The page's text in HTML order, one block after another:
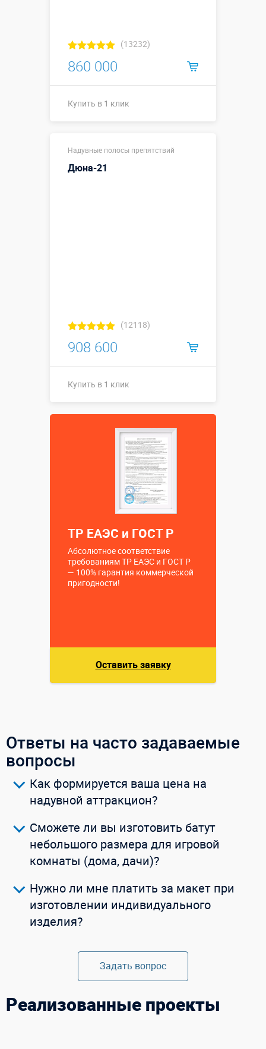
(13232)
860 000
Купить в 1 клик
Размеры, м:
3,5 м
Больше деталей →
Надувные полосы препятствий
Дюна-21
(12118)
908 600
Купить в 1 клик
м
Больше деталей →
Смотреть видео
Купить в 1 клик
ТР ЕАЭС и ГОСТ Р
Абсолютное соответствие
требованиям ТР ЕАЭС и ГОСТ Р
— 100% гарантия коммерческой
пригодности!
Оставить заявку
Ответы на часто задаваемые
вопросы
Как формируется ваша цена на
надувной аттракцион?
Сможете ли вы изготовить батут
небольшого размера для игровой
комнаты (дома, дачи)?
Нужно ли мне платить за макет при
изготовлении индивидуального
изделия?
Задать вопрос
Реализованные проекты